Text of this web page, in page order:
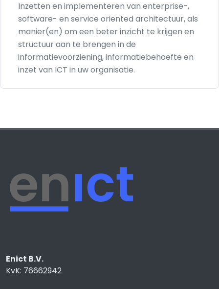
Inzetten en implementeren van enterprise-,
software- en service oriented architectuur, als
manier(en) om een beter inzicht te krijgen en
structuur aan te brengen in de
informatievoorziening, informatiebehoefte en
inzet van ICT in uw organisatie.
Enict B.V.
KvK: 76662942